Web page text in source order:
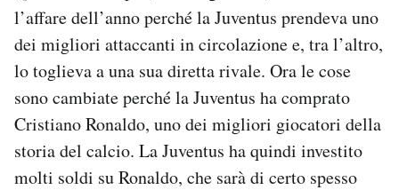
l’affare dell’anno perché la Juventus prendeva uno
dei migliori attaccanti in circolazione e, tra l’altro,
lo toglieva a una sua diretta rivale. Ora le cose
sono cambiate perché la Juventus ha comprato
Cristiano Ronaldo, uno dei migliori giocatori della
storia del calcio. La Juventus ha quindi investito
molti soldi su Ronaldo, che sarà di certo spesso